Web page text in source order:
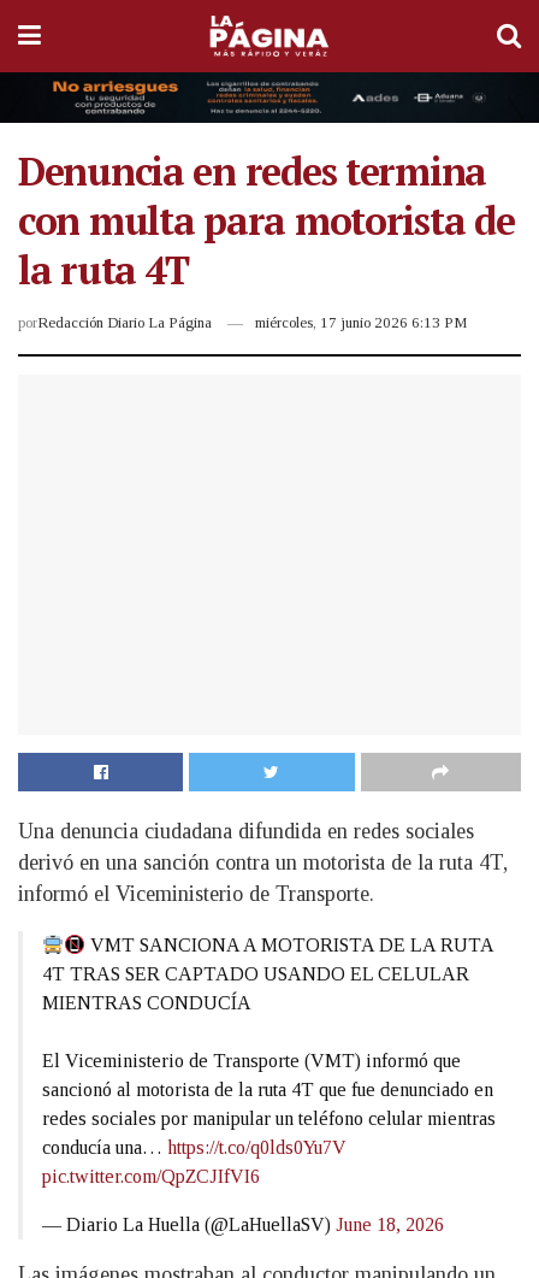
Denuncia en redes termina
con multa para motorista de
la ruta 4T
porRedacción Diario La Página miércoles, 17 junio 2026 6:13 PM
Una denuncia ciudadana difundida en redes sociales
derivó en una sanción contra un motorista de la ruta 4T,
informó el Viceministerio de Transporte.
VMT SANCIONA A MOTORISTA DE LA RUTA
4T TRAS SER CAPTADO USANDO EL CELULAR
MIENTRAS CONDUCÍA
El Viceministerio de Transporte (VMT) informó que
sancionó al motorista de la ruta 4T que fue denunciado en
redes sociales por manipular un teléfono celular mientras
conducía una… https://t.co/q0lds0Yu7V
pic.twitter.com/QpZCJIfVI6
— Diario La Huella (@LaHuellaSV) June 18, 2026